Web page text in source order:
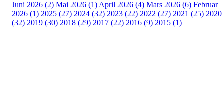
Juni 2026 (2) Mai 2026 (1) April 2026 (4) Mars 2026 (6) Februar
2026 (1) 2025 (27) 2024 (32) 2023 (22) 2022 (27) 2021 (25) 2020
(32) 2019 (30) 2018 (29) 2017 (22) 2016 (9) 2015 (1)